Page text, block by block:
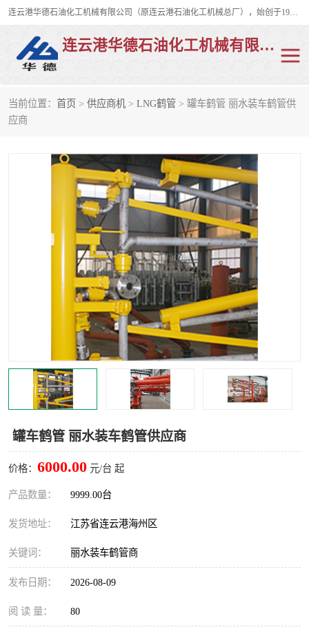
连云港华德石油化工机械有限公司（原连云港石油化工机械总厂），始创于1982年，是从事码头船用流体装卸臂、陆用流体装卸臂（鹤管）、活动梯、钢构平台、定量装车系统等全系列流体装卸设备的设计、制造、销售以及服务的专业供应商。
连云港华德石油化工机械有限公司
当前位置： 首页 > 供应商机 > LNG鹤管 > 罐车鹤管 丽水装车鹤管供
应商
罐车鹤管 丽水装车鹤管供应商
价格： 6000.00 元/台 起
产品数量： 9999.00台
发货地址： 江苏省连云港海州区
关键词： 丽水装车鹤管商
发布日期： 2026-08-09
阅 读 量： 80
陆用流体装卸臂
液氨鹤管 液氯鹤管
活动梯
平台栈桥 卸车鹤管
输油臂
紧急脱离干式接头 火车鹤管
顶部鹤管
低温鹤管
浮动出油装置 鹤管